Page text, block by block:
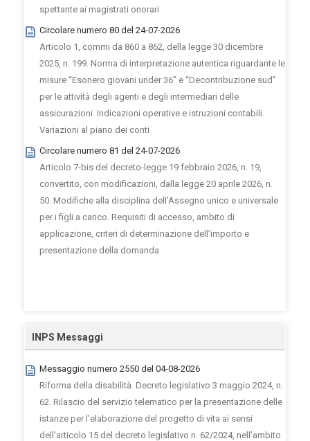
spettante ai magistrati onorari
Circolare numero 80 del 24-07-2026
Articolo 1, commi da 860 a 862, della legge 30 dicembre
2025, n. 199. Norma di interpretazione autentica riguardante le
misure “Esonero giovani under 36” e “Decontribuzione sud”
per le attività degli agenti e degli intermediari delle
assicurazioni. Indicazioni operative e istruzioni contabili.
Variazioni al piano dei conti
Circolare numero 81 del 24-07-2026
Articolo 7-bis del decreto-legge 19 febbraio 2026, n. 19,
convertito, con modificazioni, dalla legge 20 aprile 2026, n.
50. Modifiche alla disciplina dell’Assegno unico e universale
per i figli a carico. Requisiti di accesso, ambito di
applicazione, criteri di determinazione dell’importo e
presentazione della domanda
INPS Messaggi
Messaggio numero 2550 del 04-08-2026
Riforma della disabilità. Decreto legislativo 3 maggio 2024, n.
62. Rilascio del servizio telematico per la presentazione delle
istanze per l’elaborazione del progetto di vita ai sensi
dell’articolo 15 del decreto legislativo n. 62/2024, nell’ambito